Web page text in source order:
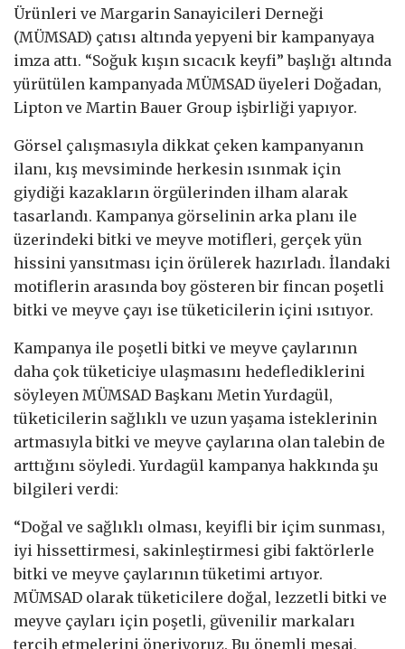
Ürünleri ve Margarin Sanayicileri Derneği
(MÜMSAD) çatısı altında yepyeni bir kampanyaya
imza attı. “Soğuk kışın sıcacık keyfi” başlığı altında
yürütülen kampanyada MÜMSAD üyeleri Doğadan,
Lipton ve Martin Bauer Group işbirliği yapıyor.
Görsel çalışmasıyla dikkat çeken kampanyanın
ilanı, kış mevsiminde herkesin ısınmak için
giydiği kazakların örgülerinden ilham alarak
tasarlandı. Kampanya görselinin arka planı ile
üzerindeki bitki ve meyve motifleri, gerçek yün
hissini yansıtması için örülerek hazırladı. İlandaki
motiflerin arasında boy gösteren bir fincan poşetli
bitki ve meyve çayı ise tüketicilerin içini ısıtıyor.
Kampanya ile poşetli bitki ve meyve çaylarının
daha çok tüketiciye ulaşmasını hedeflediklerini
söyleyen MÜMSAD Başkanı Metin Yurdagül,
tüketicilerin sağlıklı ve uzun yaşama isteklerinin
artmasıyla bitki ve meyve çaylarına olan talebin de
arttığını söyledi. Yurdagül kampanya hakkında şu
bilgileri verdi:
“Doğal ve sağlıklı olması, keyifli bir içim sunması,
iyi hissettirmesi, sakinleştirmesi gibi faktörlerle
bitki ve meyve çaylarının tüketimi artıyor.
MÜMSAD olarak tüketicilere doğal, lezzetli bitki ve
meyve çayları için poşetli, güvenilir markaları
tercih etmelerini öneriyoruz. Bu önemli mesaj,